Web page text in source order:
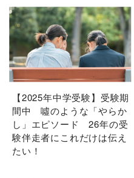
【2025年中学受験】受験期
間中 噓のような「やらか
し」エピソード 26年の受
験伴走者にこれだけは伝え
たい！